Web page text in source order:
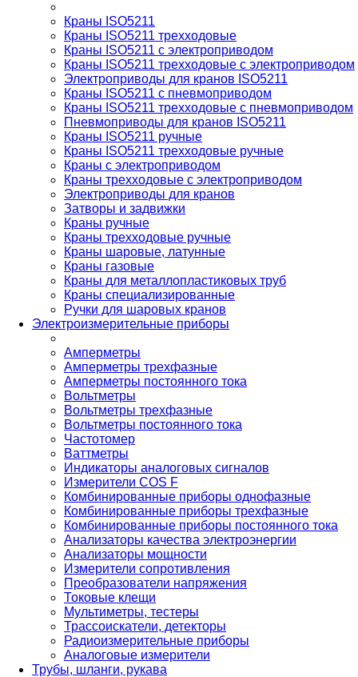
Краны ISO5211
Краны ISO5211 трехходовые
Краны ISO5211 с электроприводом
Краны ISO5211 трехходовые с электроприводом
Электроприводы для кранов ISO5211
Краны ISO5211 с пневмоприводом
Краны ISO5211 трехходовые с пневмоприводом
Пневмоприводы для кранов ISO5211
Краны ISO5211 ручные
Краны ISO5211 трехходовые ручные
Краны с электроприводом
Краны трехходовые с электроприводом
Электроприводы для кранов
Затворы и задвижки
Краны ручные
Краны трехходовые ручные
Краны шаровые, латунные
Краны газовые
Краны для металлопластиковых труб
Краны специализированные
Ручки для шаровых кранов
Электроизмерительные приборы
Амперметры
Амперметры трехфазные
Амперметры постоянного тока
Вольтметры
Вольтметры трехфазные
Вольтметры постоянного тока
Частотомер
Ваттметры
Индикаторы аналоговых сигналов
Измерители COS F
Комбинированные приборы однофазные
Комбинированные приборы трехфазные
Комбинированные приборы постоянного тока
Анализаторы качества электроэнергии
Анализаторы мощности
Измерители сопротивления
Преобразователи напряжения
Токовые клещи
Мультиметры, тестеры
Трассоискатели, детекторы
Радиоизмерительные приборы
Аналоговые измерители
Трубы, шланги, рукава